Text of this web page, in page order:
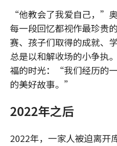
“他教会了我爱自己，”
每一段回忆都视作最珍贵
赛、孩子们取得的成就、
总是以和解收场的小争执
福的时光：“我们经历的
的美好故事。”
2022年之后
2022年，一家人被迫离开